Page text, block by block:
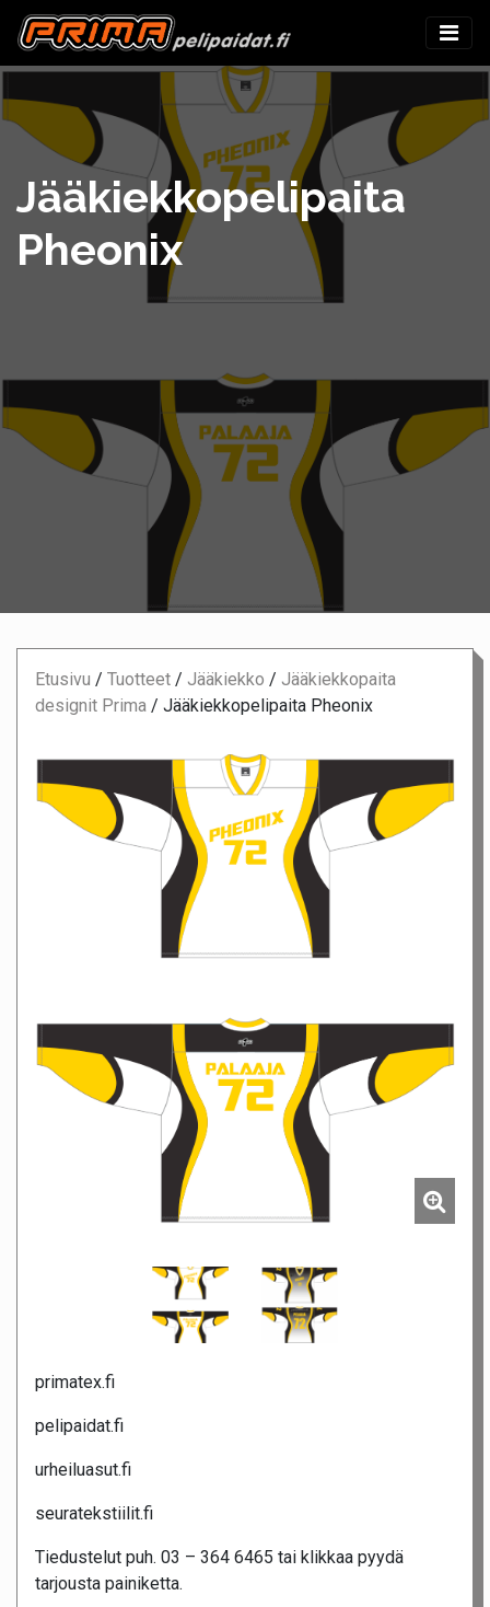
Jääkiekkopelipaita
Pheonix
Etusivu / Tuotteet / Jääkiekko / Jääkiekkopaita
designit Prima / Jääkiekkopelipaita Pheonix
primatex.fi
pelipaidat.fi
urheiluasut.fi
seuratekstiilit.fi
Tiedustelut puh. 03 – 364 6465 tai klikkaa pyydä
tarjousta painiketta.